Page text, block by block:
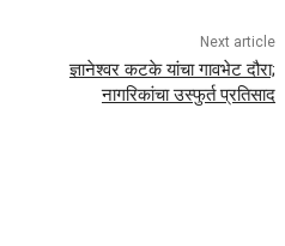
Next article
ज्ञानेश्वर कटके यांचा गावभेट दौरा;
नागरिकांचा उस्फुर्त प्रतिसाद